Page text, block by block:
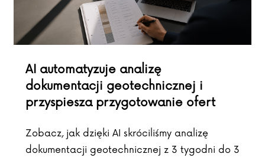
AI automatyzuje analizę
dokumentacji geotechnicznej i
przyspiesza przygotowanie ofert
Zobacz, jak dzięki AI skróciliśmy analizę
dokumentacji geotechnicznej z 3 tygodni do 3